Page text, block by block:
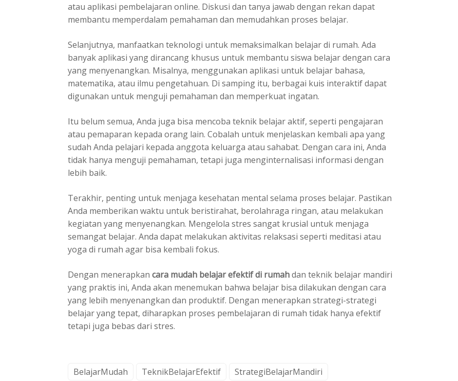
atau aplikasi pembelajaran online. Diskusi dan tanya jawab dengan rekan dapat
membantu memperdalam pemahaman dan memudahkan proses belajar.
Selanjutnya, manfaatkan teknologi untuk memaksimalkan belajar di rumah. Ada
banyak aplikasi yang dirancang khusus untuk membantu siswa belajar dengan cara
yang menyenangkan. Misalnya, menggunakan aplikasi untuk belajar bahasa,
matematika, atau ilmu pengetahuan. Di samping itu, berbagai kuis interaktif dapat
digunakan untuk menguji pemahaman dan memperkuat ingatan.
Itu belum semua, Anda juga bisa mencoba teknik belajar aktif, seperti pengajaran
atau pemaparan kepada orang lain. Cobalah untuk menjelaskan kembali apa yang
sudah Anda pelajari kepada anggota keluarga atau sahabat. Dengan cara ini, Anda
tidak hanya menguji pemahaman, tetapi juga menginternalisasi informasi dengan
lebih baik.
Terakhir, penting untuk menjaga kesehatan mental selama proses belajar. Pastikan
Anda memberikan waktu untuk beristirahat, berolahraga ringan, atau melakukan
kegiatan yang menyenangkan. Mengelola stres sangat krusial untuk menjaga
semangat belajar. Anda dapat melakukan aktivitas relaksasi seperti meditasi atau
yoga di rumah agar bisa kembali fokus.
Dengan menerapkan cara mudah belajar efektif di rumahdan teknik belajar mandiri
yang praktis ini, Anda akan menemukan bahwa belajar bisa dilakukan dengan cara
yang lebih menyenangkan dan produktif. Dengan menerapkan strategi-strategi
belajar yang tepat, diharapkan proses pembelajaran di rumah tidak hanya efektif
tetapi juga bebas dari stres.
BelajarMudah TeknikBelajarEfektif StrategiBelajarMandiri